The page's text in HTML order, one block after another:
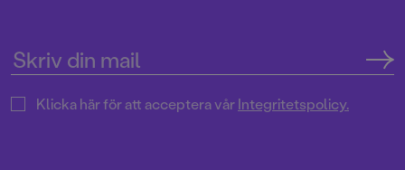
Klicka här för att acceptera vårIntegritetspolicy.